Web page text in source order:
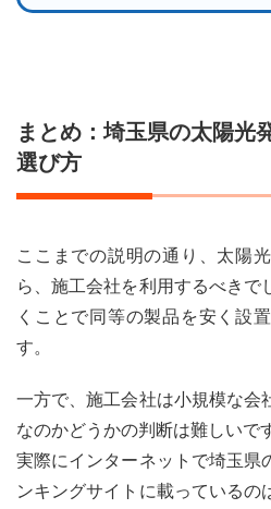
まとめ：埼玉県の太陽光
選び方
ここまでの説明の通り、太陽
ら、施工会社を利用するべきで
くことで同等の製品を安く設
す。
一方で、施工会社は小規模な会
なのかどうかの判断は難しいで
実際にインターネットで埼玉県
ンキングサイトに載っているの